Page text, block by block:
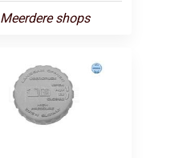
Meerdere shops